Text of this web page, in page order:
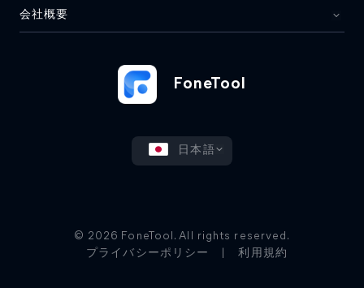
FoneTool
日本語
会社概要
© 2026 FoneTool. All rights reserved.
プライバシーポリシー
利用規約